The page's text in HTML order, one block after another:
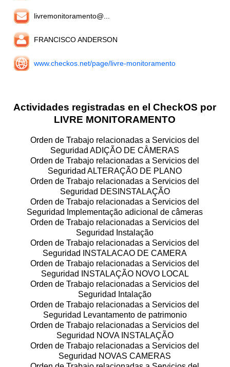
livremonitoramento@...
FRANCISCO ANDERSON
www.checkos.net/page/livre-monitoramento
Actividades registradas en el CheckOS por
LIVRE MONITORAMENTO
Orden de Trabajo relacionadas a Servicios del
Seguridad ADIÇÃO DE CÂMERAS
Orden de Trabajo relacionadas a Servicios del
Seguridad ALTERAÇÃO DE PLANO
Orden de Trabajo relacionadas a Servicios del
Seguridad DESINSTALAÇÃO
Orden de Trabajo relacionadas a Servicios del
Seguridad Implementação adicional de câmeras
Orden de Trabajo relacionadas a Servicios del
Seguridad Instalação
Orden de Trabajo relacionadas a Servicios del
Seguridad INSTALACAO DE CAMERA
Orden de Trabajo relacionadas a Servicios del
Seguridad INSTALAÇÃO NOVO LOCAL
Orden de Trabajo relacionadas a Servicios del
Seguridad Intalação
Orden de Trabajo relacionadas a Servicios del
Seguridad Levantamento de patrimonio
Orden de Trabajo relacionadas a Servicios del
Seguridad NOVA INSTALAÇÃO
Orden de Trabajo relacionadas a Servicios del
Seguridad NOVAS CAMERAS